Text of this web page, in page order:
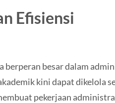
Efisiensi
berperan besar dalam
kini dapat dikelola
pekerjaan